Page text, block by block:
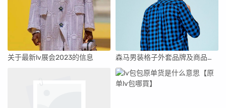
关于最新lv展会2023的信息 森马男装格子外套品牌及商品图片_森马男装格子外套品牌及商品